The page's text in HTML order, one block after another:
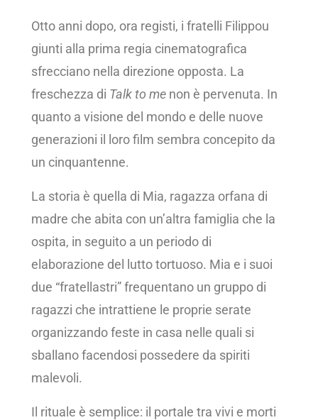
Otto anni dopo, ora registi, i fratelli Filippou
giunti alla prima regia cinematografica
sfrecciano nella direzione opposta. La
freschezza di Talk to me non è pervenuta. In
quanto a visione del mondo e delle nuove
generazioni il loro film sembra concepito da
un cinquantenne.
La storia è quella di Mia, ragazza orfana di
madre che abita con un’altra famiglia che la
ospita, in seguito a un periodo di
elaborazione del lutto tortuoso. Mia e i suoi
due “fratellastri” frequentano un gruppo di
ragazzi che intrattiene le proprie serate
organizzando feste in casa nelle quali si
sballano facendosi possedere da spiriti
malevoli.
Il rituale è semplice: il portale tra vivi e morti